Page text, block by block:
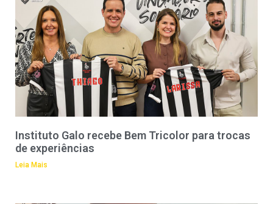
Instituto Galo recebe Bem Tricolor para trocas
de experiências
Leia Mais